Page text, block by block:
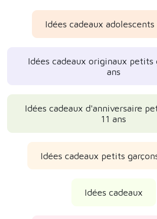
Idées cadeaux adolescents
Idées cadeaux originaux petits
ans
Idées cadeaux d'anniversaire
11 ans
Idées cadeaux petits
Idées cadeaux